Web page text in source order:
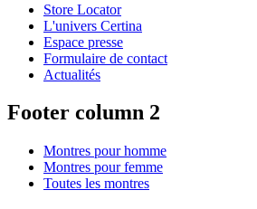
Store Locator
L'univers Certina
Espace presse
Formulaire de contact
Actualités
Footer column 2
Montres pour homme
Montres pour femme
Toutes les montres